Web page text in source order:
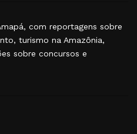
com reportagens sobre
turismo na Amazônia,
sobre concursos e